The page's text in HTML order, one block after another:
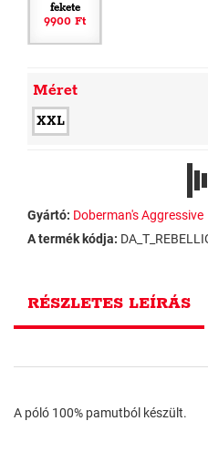
fekete
9900 Ft
Méret
XXL
Gyártó: Doberman's Aggressive
A termék kódja:
RÉSZLETES LEÍRÁS
A póló 100% pamutból készült.